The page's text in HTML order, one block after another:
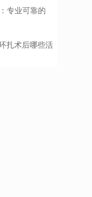
专业可靠的
扎术后哪些活